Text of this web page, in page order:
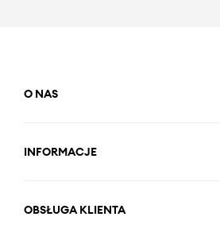
O NAS
INFORMACJE
OBSŁUGA KLIENTA